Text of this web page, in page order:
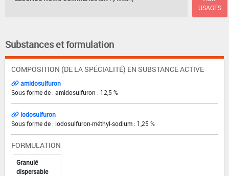
USAGES
Substances et formulation
COMPOSITION (DE LA SPÉCIALITÉ) EN SUBSTANCE ACTIVE
amidosulfuron
Sous forme de : amidosulfuron : 12,5 %
iodosulfuron
Sous forme de : iodosulfuron-méthyl-sodium : 1,25 %
FORMULATION
Granulé
dispersable